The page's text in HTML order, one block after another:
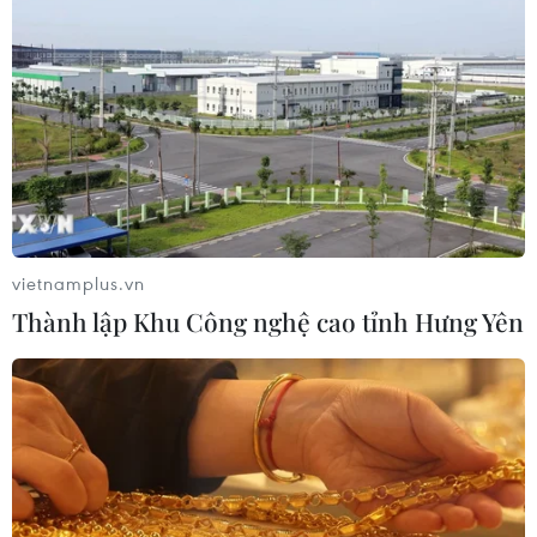
thanh toán chi phí khám chữa bệnh y
học gia đình
03/08/2026 07:04
Siết giám định, kiểm soát chặt chi
phí khám chữa bệnh bảo hiểm y tế
02/08/2026 10:10
Điều trị hiệu quả ca ung thư phổi
mang đồng thời hai đột biến gen
hiếm gặp
02/08/2026 05:58
vietnamplus.vn
Thành lập Khu Công nghệ cao tỉnh Hưng Yên